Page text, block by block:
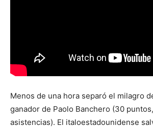
Menos de una hora separó el milagro
ganador de Paolo Banchero (30
asistencias). El italoestadounidense